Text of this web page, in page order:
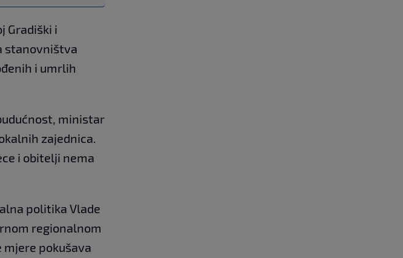
Gradiški i
stanovništva
i umrlih
ministar
zajednica.
i obitelji nema
politika Vlade
regionalnom
mjere pokušava